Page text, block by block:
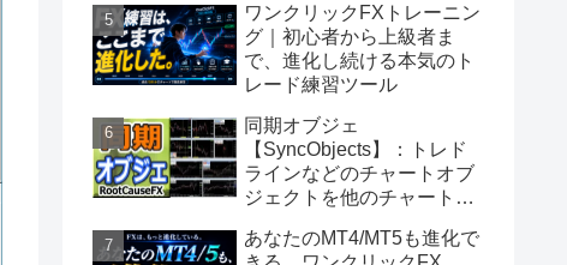
ワンクリックFXトレーニン
グ｜初心者から上級者ま
で、進化し続ける本気のト
レード練習ツール
同期オブジェ
【SyncObjects】：トレド
ラインなどのチャートオブ
ジェクトを他のチャートに
あなたのMT4/MT5も進化で